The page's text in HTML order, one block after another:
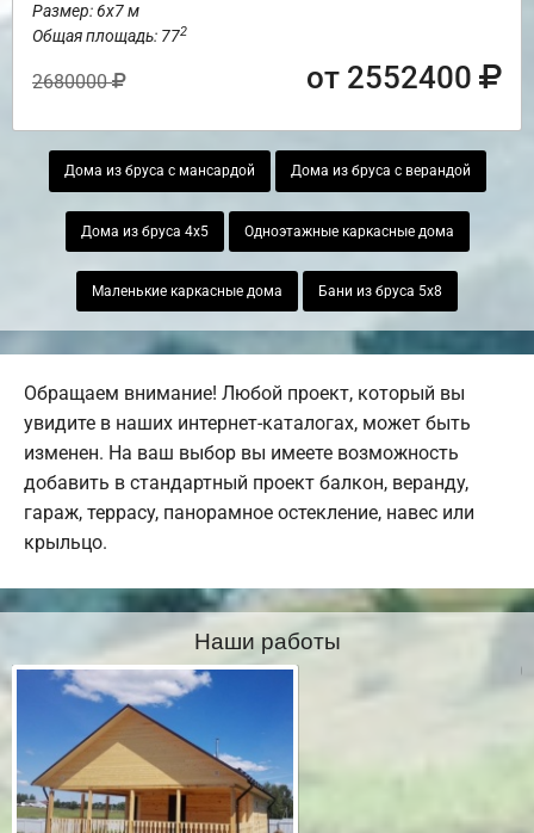
Размер: 6х7 м
Общая площадь: 772
2680000 от 2552400
Дома из бруса с мансардой Дома из бруса с верандой
Дома из бруса 4х5 Одноэтажные каркасные дома
Маленькие каркасные дома Бани из бруса 5х8
Обращаем внимание! Любой проект, который вы
увидите в наших интернет-каталогах, может быть
изменен. На ваш выбор вы имеете возможность
добавить в стандартный проект балкон, веранду,
гараж, террасу, панорамное остекление, навес или
крыльцо.
Наши работы